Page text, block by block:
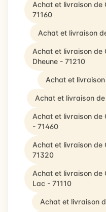
Achat et livraison de
71160
Achat et livraison
Achat et livraison de
Dheune - 71210
Achat et
Achat et livraison
Achat et livraison de
- 71460
Achat et livraison de
71320
Achat et livraison de
Lac - 71110
Achat et livraison